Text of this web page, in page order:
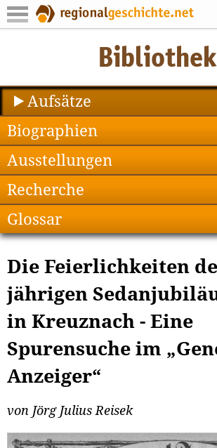
Aufsätze
Biographien
Ausstellungen
Recherche
Glossar
Die Feierlichkeiten
jährigen
in Kreuznach - Eine
Spurensuche im
Anzeiger“
von Jörg Julius Reisek